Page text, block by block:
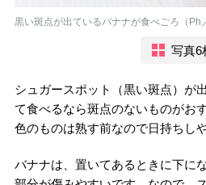
黒い斑点が出ているバナナが食べごろ（Ph
写真6
シュガースポット（黒い斑点）が
て食べるなら斑点のないものがお
色のものは熟す前なので日持ちし
バナナは、置いてあるときに下に